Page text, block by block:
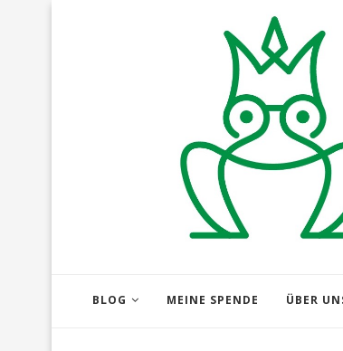
BLOG MEINE SPENDE ÜBER